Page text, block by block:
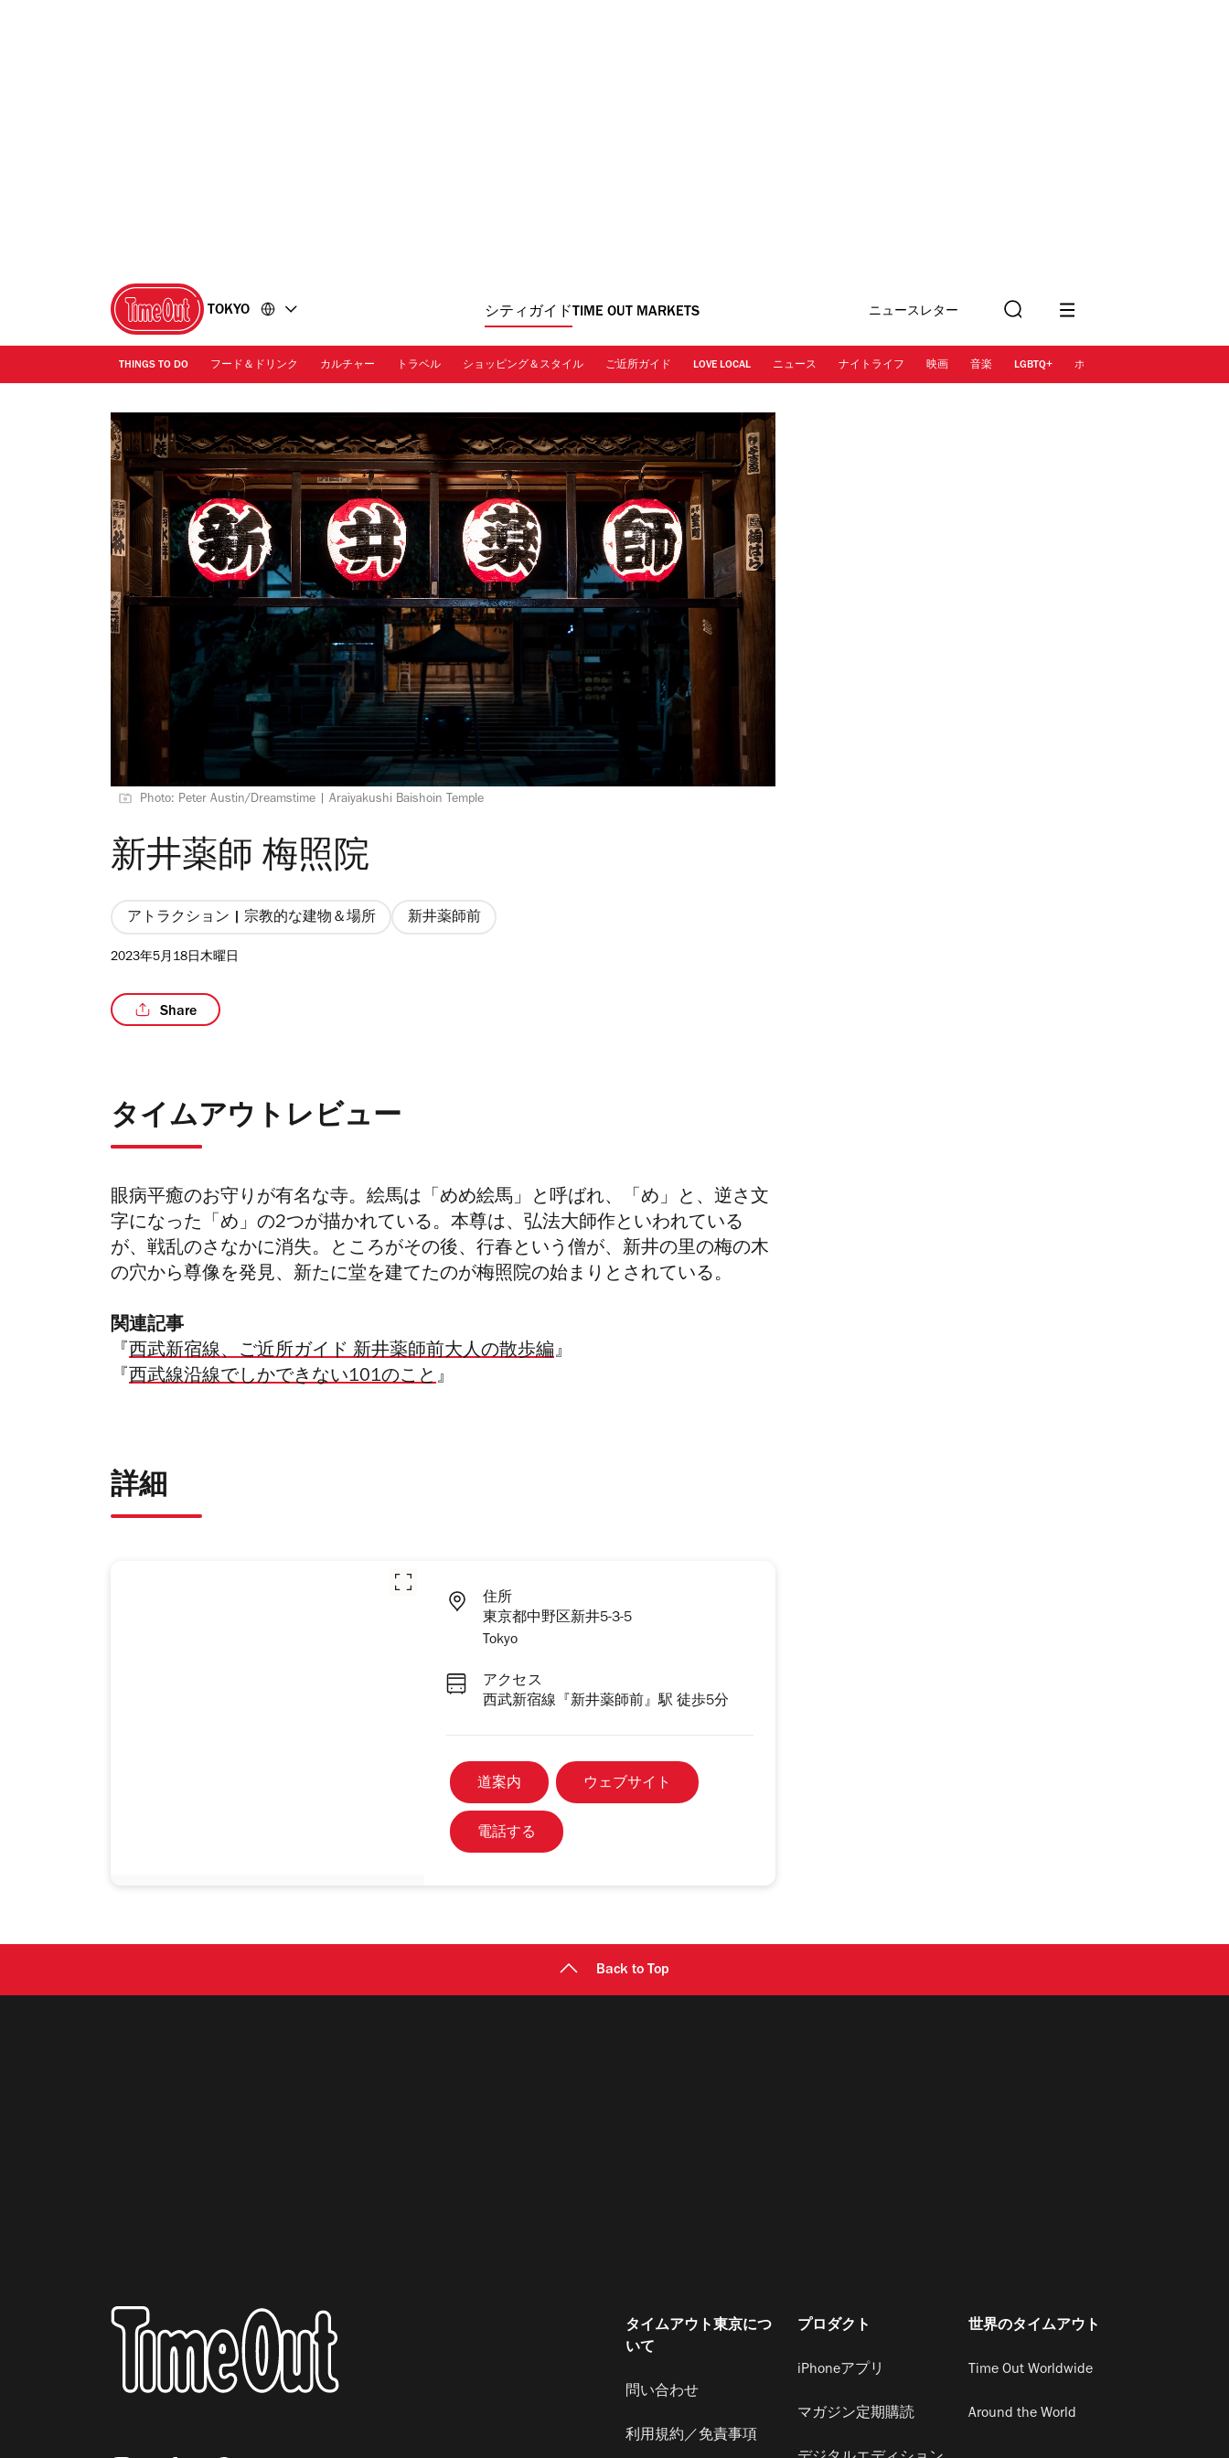
TOKYO シティガイド TIME OUT MARKETS ニュースレター
に登録
索
THINGS TO DO フード＆ドリンク カルチャー トラベル ショッピング＆スタイル ご近所ガイド LOVE LOCAL ニュース ナイトライフ 映画 音楽 LGBTQ+ ホテル
Photo: Peter Austin/Dreamstime | Araiyakushi Baishoin Temple
新井薬師 梅照院
アトラクション | 宗教的な建物＆場所 新井薬師前
2023年5月18日木曜日
Share
タイムアウトレビュー
眼病平癒のお守りが有名な寺。絵馬は「めめ絵馬」と呼ばれ、「め」と、逆さ文
字になった「め」の2つが描かれている。本尊は、弘法大師作といわれている
が、戦乱のさなかに消失。ところがその後、行春という僧が、新井の里の梅の木
の穴から尊像を発見、新たに堂を建てたのが梅照院の始まりとされている。
関連記事
『 西武新宿線、ご近所ガイド 新井薬師前大人の散歩編』
『 西武線沿線でしかできない101のこと』
詳細
住所
東京都中野区新井5-3-5
Tokyo
アクセス
西武新宿線『新井薬師前』駅 徒歩5分
道案内 ウェブサイト
電話する
Back to Top
タイムアウト東京につ
いて
問い合わせ
利用規約／免責事項
プロダクト
iPhoneアプリ
マガジン定期購読
世界のタイムアウト
Time Out Worldwide
Around the World